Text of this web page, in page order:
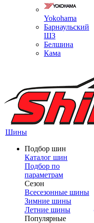
Yokohama
Барнаульский
ШЗ
Белшина
Кама
Шины
Подбор шин
Каталог шин
Подбор по
параметрам
Сезон
Всесезонные шины
Зимние шины
Летние шины
Популярные